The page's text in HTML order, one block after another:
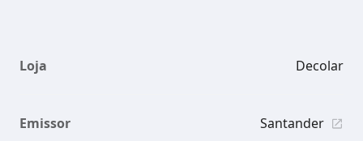
Loja Decolar
Emissor Santander